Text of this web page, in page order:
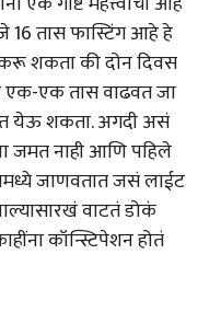
16 तास फास्टिंग आहे हे
करू शकता की दोन दिवस
एक-एक तास वाढवत जा
येऊ शकता. अगदी असं
जमत नाही आणि पहिले
जाणवतात जसं लाईट
वाटतं डोकं
कॉन्स्टिपेशन होतं